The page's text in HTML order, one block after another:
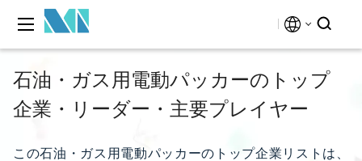
石油・ガス用電動パッカーのトップ
企業・リーダー・主要プレイヤー
この石油・ガス用電動パッカーのトップ企業リストは、